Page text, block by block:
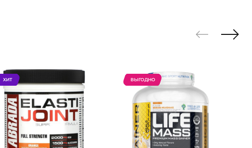
ХИТ ВЫГОДНО